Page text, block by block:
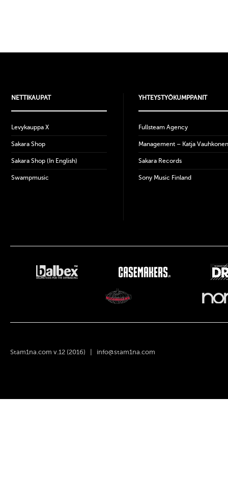
NETTIKAUPAT
Levykauppa X
Sakara Shop
Sakara Shop (In English)
Swampmusic
YHTEYSTYÖKUMPPANIT
Fullsteam Agency
Management – Katja Vauhkonen
Sakara Records
Sony Music Finland
Stam1na.com v.12 (2016) | info@stam1na.com